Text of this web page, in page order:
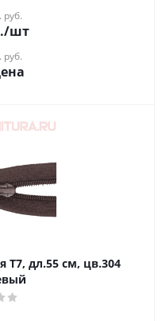
руб.
/шт
руб.
Т7, дл.55 см, цв.304